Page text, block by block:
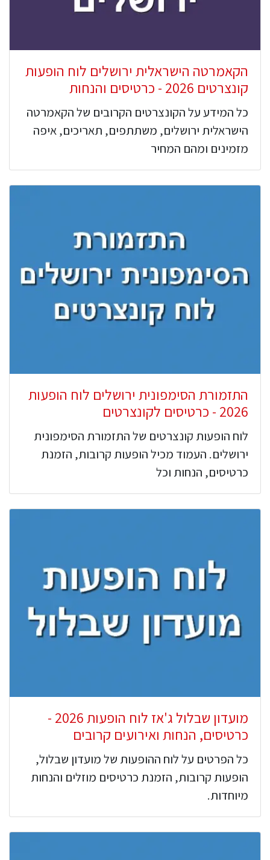
הקאמרטה הישראלית ירושלים לוח הופעות
קונצרטים 2026 - כרטיסים והנחות
כל המידע על הקונצרטים הקרובים של הקאמרטה
הישראלית ירושלים, משתתפים, תאריכים, איפה
מזמינים ומהם המחיר
התזמורת הסימפונית ירושלים לוח הופעות
2026 - כרטיסים לקונצרטים
לוח הופעות קונצרטים של התזמורת הסימפונית
ירושלים. העמוד מכיל הופעות קרובות, הזמנת
כרטיסים, הנחות וכל
מועדון שבלול ג'אז לוח הופעות 2026 -
כרטיסים, הנחות ואירועים קרובים
כל הפרטים על לוח ההופעות של מועדון שבלול,
הופעות קרובות, הזמנת כרטיסים מוזלים והנחות
מיוחדות.